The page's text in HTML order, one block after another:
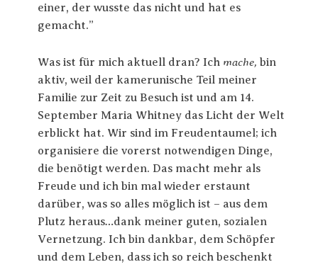
einer, der wusste das nicht und hat es
gemacht.”
Was ist für mich aktuell dran? Ich mache, bin
aktiv, weil der kamerunische Teil meiner
Familie zur Zeit zu Besuch ist und am 14.
September Maria Whitney das Licht der Welt
erblickt hat. Wir sind im Freudentaumel; ich
organisiere die vorerst notwendigen Dinge,
die benötigt werden. Das macht mehr als
Freude und ich bin mal wieder erstaunt
darüber, was so alles möglich ist – aus dem
Plutz heraus…dank meiner guten, sozialen
Vernetzung. Ich bin dankbar, dem Schöpfer
und dem Leben, dass ich so reich beschenkt